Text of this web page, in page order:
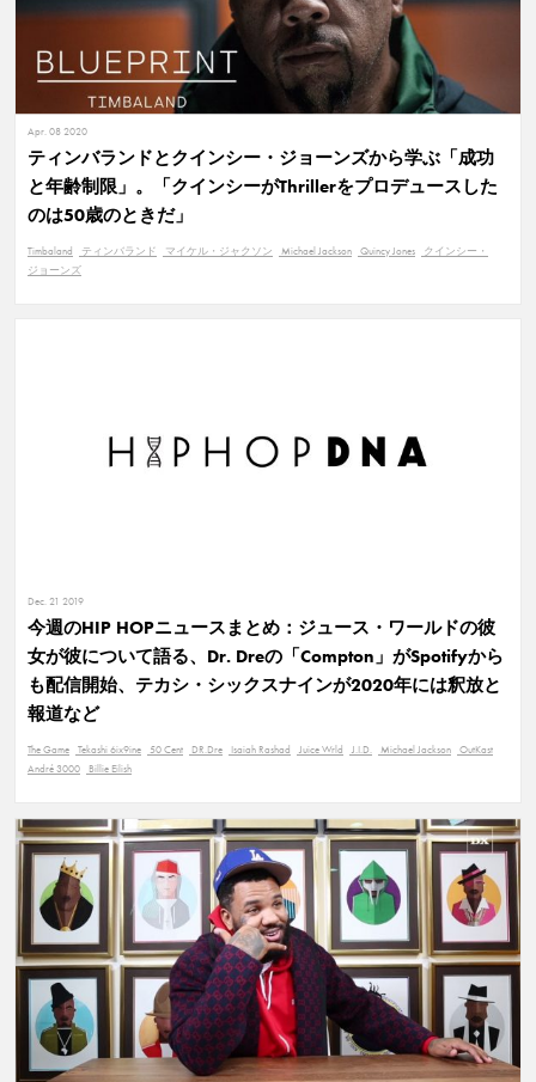
Apr. 08 2020
ティンバランドとクインシー・ジョーンズから学ぶ「成功
と年齢制限」。「クインシーがThrillerをプロデュースした
のは50歳のときだ」
Timbaland ティンバランド マイケル・ジャクソン Michael Jackson Quincy Jones
クインシー・
ジョーンズ
Dec. 21 2019
今週のHIP HOPニュースまとめ：ジュース・ワールドの彼
女が彼について語る、Dr. Dreの「Compton」がSpotifyから
も配信開始、テカシ・シックスナインが2020年には釈放と
報道など
The Game Tekashi 6ix9ine 50 Cent DR.Dre Isaiah Rashad Juice Wrld J.I.D. Michael Jackson OutKast
André 3000
Billie Eilish